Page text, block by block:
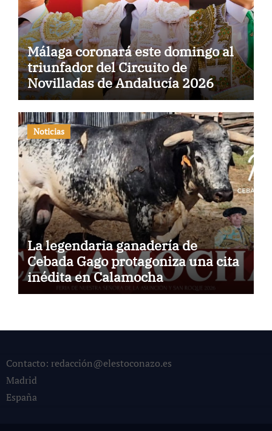
Málaga coronará este domingo al
triunfador del Circuito de
Novilladas de Andalucía 2026
Noticias
La legendaria ganadería de
Cebada Gago protagoniza una cita
inédita en Calamocha
Contacto: redacción@elestoconazo.es
Madrid
España